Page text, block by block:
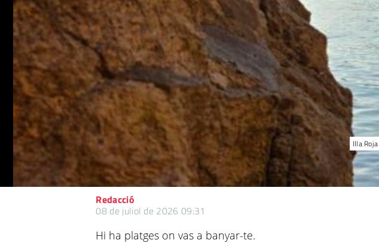
Illa
Redacció
08 de juliol de 2026 09:31
Hi ha platges on vas a banyar-te.